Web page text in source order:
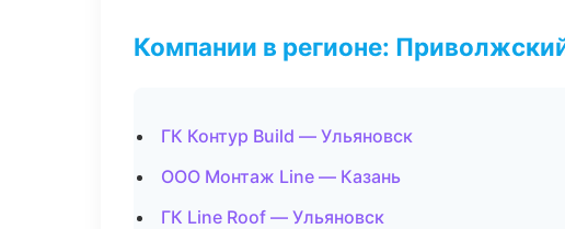
Компании в регионе:
ГК Контур Build — Ульяновск
ООО Монтаж Line — Казань
ГК Line Roof — Ульяновск